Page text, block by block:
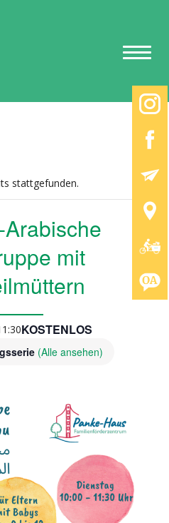
stattgefunden.
mit
(Alle ansehen)
KOSTENLOS